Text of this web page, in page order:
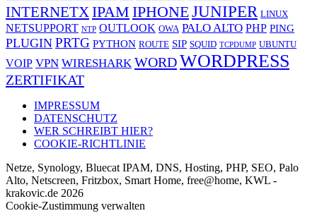
INTERNETXIPAM IPHONEJUNIPER LINUX
NETSUPPORT NTP OUTLOOK OWA PALO ALTO PHP PING
PLUGIN PRTG PYTHON ROUTE SIP SQUID TCPDUMP UBUNTU
VOIP VPN WIRESHARK WORDWORDPRESS
ZERTIFIKAT
IMPRESSUM
DATENSCHUTZ
WER SCHREIBT HIER?
COOKIE-RICHTLINIE
Netze, Synology, Bluecat IPAM, DNS, Hosting, PHP, SEO, Palo
Alto, Netscreen, Fritzbox, Smart Home, free@home, KWL -
krakovic.de 2026
Cookie-Zustimmung verwalten